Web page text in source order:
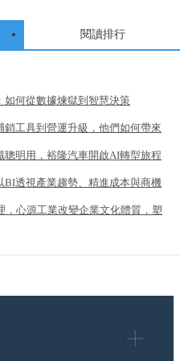
閱讀排行
何從數據煉獄到智慧決策
工具到營運升級，他們如何帶來
明用，裕隆汽車開啟AI轉型旅程
BI透視產業趨勢、精進成本與商機
，心源工業改變企業文化體質，塑